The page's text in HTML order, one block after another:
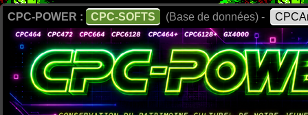
CPC-POWER : CPC-SOFTS (Base de données) -